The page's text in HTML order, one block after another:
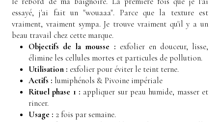
essayé, j'ai fait un "wouaaa". Parce que la texture est
vraiment, vraiment sympa. Je trouve vraiment qu'il y a un
beau travail chez cette marque.
Objectifs de la mousse : exfolier en douceur, lisse,
élimine les cellules mortes et particules de pollution.
Utilisation : exfolier pour éviter le teint terne.
Actifs : lumiphénols & Pivoine impériale
Rituel phase 1 : appliquer sur peau humide, masser et
rincer.
Usage : 2 fois par semaine.